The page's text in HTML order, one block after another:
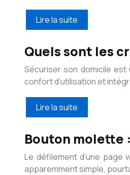
Lire la suite
Quels sont les
Sécuriser son domicile
confort d’utilisation et
Lire la suite
Bouton
Le défilement d’une page
apparemment simple,